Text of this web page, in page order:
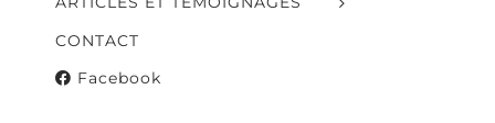
CONTACT
Facebook